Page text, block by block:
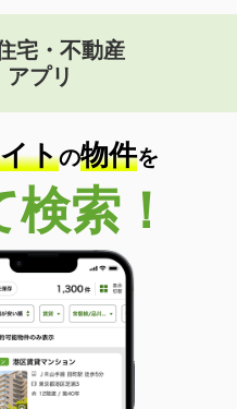
宅・不動産
アプリ
トの物件を
索！